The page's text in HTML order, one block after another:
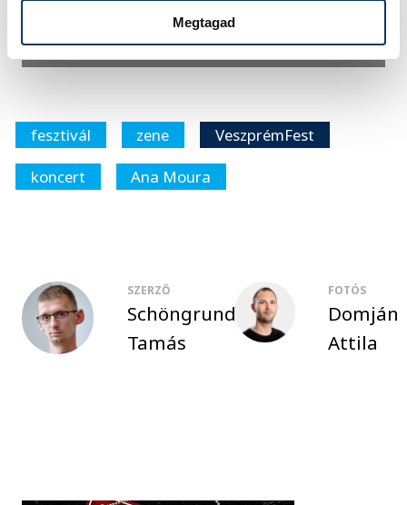
Megtagad
VeszprémFest – Ana Moura fado-estje
fesztivál zene
VeszprémFest
koncert
Ana Moura
SZERZŐ
Schöngrundtner
Tamás
FOTÓS
Domján
Attila